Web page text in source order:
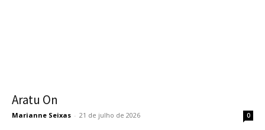
Aratu On
Marianne Seixas - 21 de julho de 2026 0